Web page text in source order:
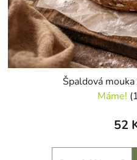
Špaldová
Máme!
52